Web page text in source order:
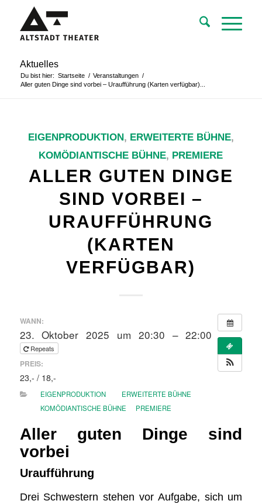
Aktuelles
Du bist hier: Startseite / Veranstaltungen /
Aller guten Dinge sind vorbei – Uraufführung (Karten verfügbar)...
EIGENPRODUKTION, ERWEITERTE BÜHNE,
KOMÖDIANTISCHE BÜHNE, PREMIERE
ALLER GUTEN DINGE
SIND VORBEI –
URAUFFÜHRUNG
(KARTEN
VERFÜGBAR)
WANN:
23. Oktober 2025 um 20:30 – 22:00
Repeats
PREIS:
23,- / 18,-
EIGENPRODUKTION
ERWEITERTE BÜHNE
KOMÖDIANTISCHE BÜHNE
PREMIERE
Aller guten Dinge sind
vorbei
Uraufführung
Drei Schwestern stehen vor Aufgabe, sich um